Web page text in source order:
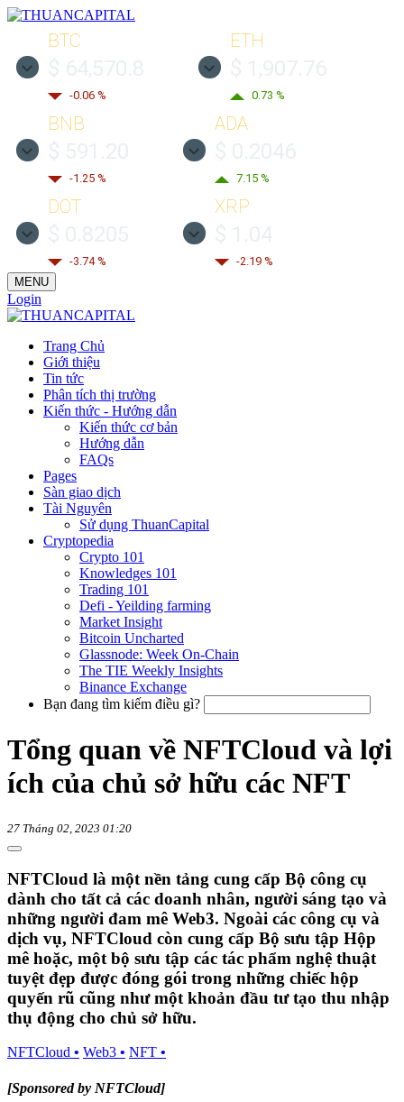
BTC
-0.06 %
ETH
0.73 %
BNB
-1.25 %
ADA
7.15 %
DOT
-3.74 %
XRP
-2.19 %
MENU
Login
Trang Chủ
Giới thiệu
Tin tức
Phân tích thị trường
Kiến thức - Hướng dẫn
Kiến thức cơ bản
Hướng dẫn
FAQs
Pages
Sàn giao dịch
Tài Nguyên
Sử dụng ThuanCapital
Cryptopedia
Crypto 101
Knowledges 101
Trading 101
Defi - Yeilding farming
Market Insight
Bitcoin Uncharted
Glassnode: Week On-Chain
The TIE Weekly Insights
Binance Exchange
Bạn đang tìm kiếm điều gì?
Tổng quan về NFTCloud và lợi
ích của chủ sở hữu các NFT
27 Tháng 02, 2023 01:20
NFTCloud là một nền tảng cung cấp Bộ công cụ
dành cho tất cả các doanh nhân, người sáng tạo và
những người đam mê Web3. Ngoài các công cụ và
dịch vụ, NFTCloud còn cung cấp Bộ sưu tập Hộp
mê hoặc, một bộ sưu tập các tác phẩm nghệ thuật
tuyệt đẹp được đóng gói trong những chiếc hộp
quyến rũ cũng như một khoản đầu tư tạo thu nhập
thụ động cho chủ sở hữu.
NFTCloud • Web3 • NFT •
[Sponsored by NFTCloud]